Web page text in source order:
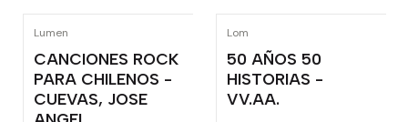
Lumen
CANCIONES ROCK
PARA CHILENOS -
CUEVAS, JOSE
Lom
50 AÑOS 50
HISTORIAS -
VV.AA.